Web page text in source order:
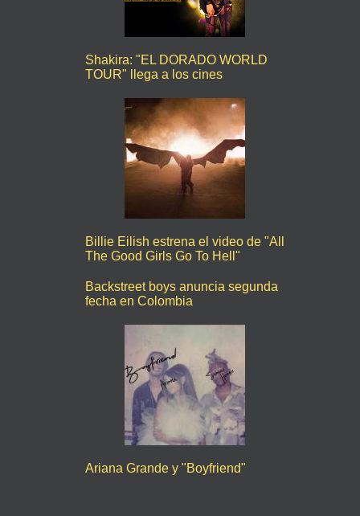
Shakira: "EL DORADO WORLD
TOUR" llega a los cines
Billie Eilish estrena el video de "All
The Good Girls Go To Hell"
Backstreet boys anuncia segunda
fecha en Colombia
Ariana Grande y "Boyfriend"